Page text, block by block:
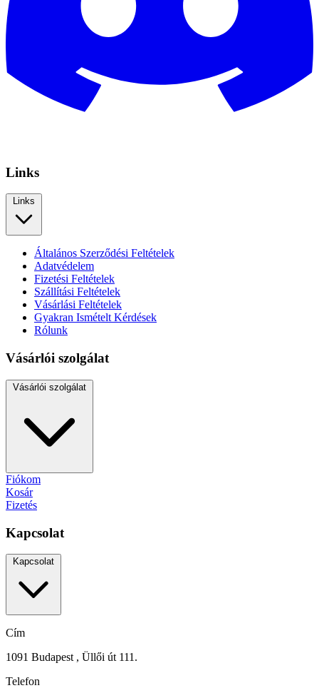
Links
Links
Általános Szerződési Feltételek
Adatvédelem
Fizetési Feltételek
Szállítási Feltételek
Vásárlási Feltételek
Gyakran Ismételt Kérdések
Rólunk
Vásárlói szolgálat
Vásárlói szolgálat
Fiókom
Kosár
Fizetés
Kapcsolat
Kapcsolat
Cím
1091 Budapest , Üllői út 111.
Telefon